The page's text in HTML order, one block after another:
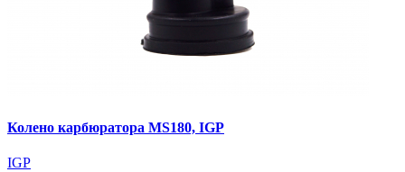
Колено карбюратора MS180, IGP
IGP